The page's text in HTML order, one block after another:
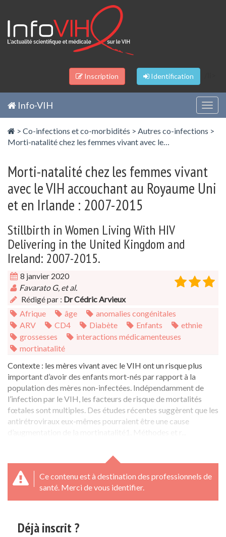
Inscription Identification
Info-VIH
> Co-infections et co-morbidités > Autres co-infections >
Morti-natalité chez les femmes vivant avec le…
Morti-natalité chez les femmes vivant
avec le VIH accouchant au Royaume Uni
et en Irlande : 2007-2015
Stillbirth in Women Living With HIV
Delivering in the United Kingdom and
Ireland: 2007-2015.
8 janvier 2020
Favarato G, et al.
Rédigé par : Dr Cédric Arvieux
Afrique
âge
anomalies congénitales
ARV
CD4 Diabète Enfants
ethnie
grossesses
interactions médicamenteuses
mortinatalité
Contexte : les mères vivant avec le VIH ont un risque plus
important d’avoir des enfants mort-nés par rapport à la
population des mères non-infectées. Indépendamment de
l’infection par le VIH, les facteurs de risque de mortalités
fœtales sont multiples. Des études récentes suggèrent que les
antirétroviraux eux-mêmes pourraient être une cause
Ce contenu est à destination des professionnels de
santé. Merci de vous identifier.
Déjà inscrit ?
Panneau de gestion des cookies